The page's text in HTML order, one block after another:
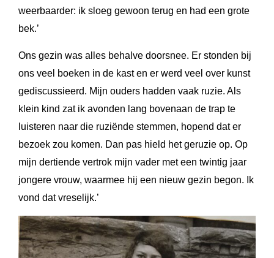
weerbaarder: ik sloeg gewoon terug en had een grote
bek.’
Ons gezin was alles behalve doorsnee. Er stonden bij
ons veel boeken in de kast en er werd veel over kunst
gediscussieerd. Mijn ouders hadden vaak ruzie. Als
klein kind zat ik avonden lang bovenaan de trap te
luisteren naar die ruziënde stemmen, hopend dat er
bezoek zou komen. Dan pas hield het geruzie op. Op
mijn dertiende vertrok mijn vader met een twintig jaar
jongere vrouw, waarmee hij een nieuw gezin begon. Ik
vond dat vreselijk.’